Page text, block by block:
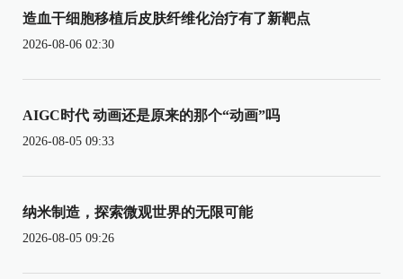
造血干细胞移植后皮肤纤维化治疗有了新靶点
2026-08-06 02:30
AIGC时代 动画还是原来的那个“动画”吗
2026-08-05 09:33
纳米制造，探索微观世界的无限可能
2026-08-05 09:26